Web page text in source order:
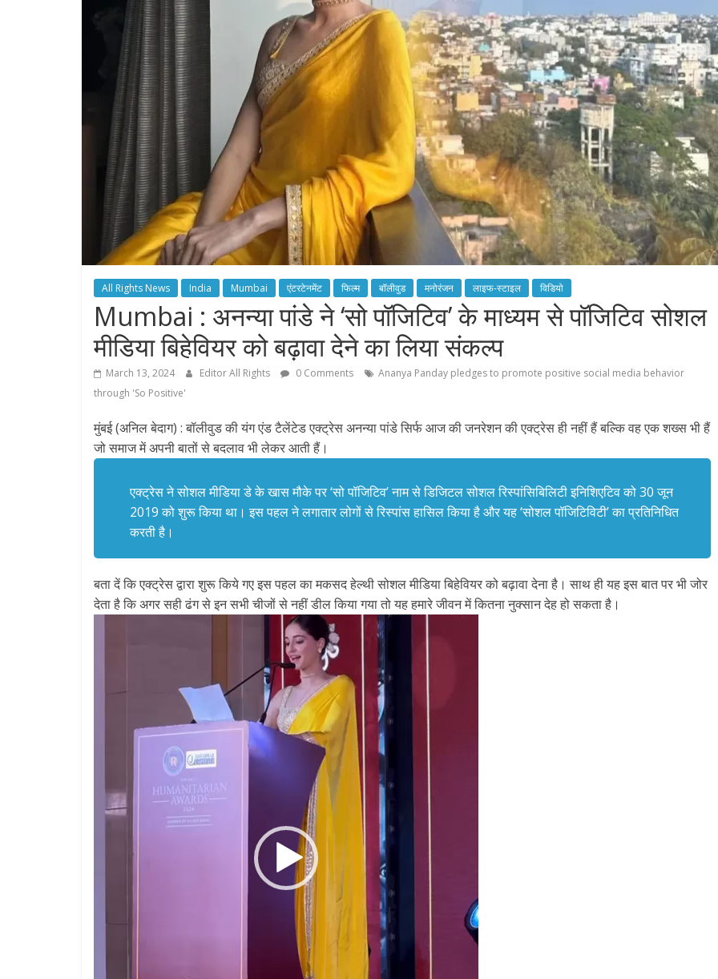
All Rights News India Mumbai एंटरटेनमेंट फिल्म बॉलीवुड मनोरंजन लाइफ-स्टाइल विडियो
Mumbai : अनन्या पांडे ने ‘सो पॉजिटिव’ के माध्यम से पॉजिटिव सोशल
मीडिया बिहेवियर को बढ़ावा देने का लिया संकल्प
March 13, 2024 Editor All Rights 0 Comments
Ananya Panday pledges to promote positive social media behavior
through 'So Positive'
मुंबई (अनिल बेदाग) : बॉलीवुड की यंग एंड टैलेंटेड एक्ट्रेस अनन्या पांडे सिर्फ आज की जनरेशन की एक्ट्रेस ही नहीं हैं बल्कि वह एक शख्स भी हैं
जो समाज में अपनी बातों से बदलाव भी लेकर आती हैं।
एक्ट्रेस ने सोशल मीडिया डे के खास मौके पर ‘सो पॉजिटिव’ नाम से डिजिटल सोशल रिस्पांसिबिलिटी इनिशिएटिव को 30 जून
2019 को शुरू किया था। इस पहल ने लगातार लोगों से रिस्पांस हासिल किया है और यह ‘सोशल पॉजिटिविटी’ का प्रतिनिधित
करती है।
बता दें कि एक्ट्रेस द्वारा शुरू किये गए इस पहल का मकसद हेल्थी सोशल मीडिया बिहेवियर को बढ़ावा देना है। साथ ही यह इस बात पर भी जोर
देता है कि अगर सही ढंग से इन सभी चीजों से नहीं डील किया गया तो यह हमारे जीवन में कितना नुक्सान देह हो सकता है।